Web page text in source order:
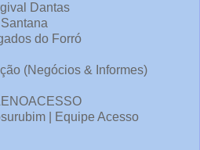
Dantas
Santana
do Forró
(Negócios & Informes)
| Equipe Acesso